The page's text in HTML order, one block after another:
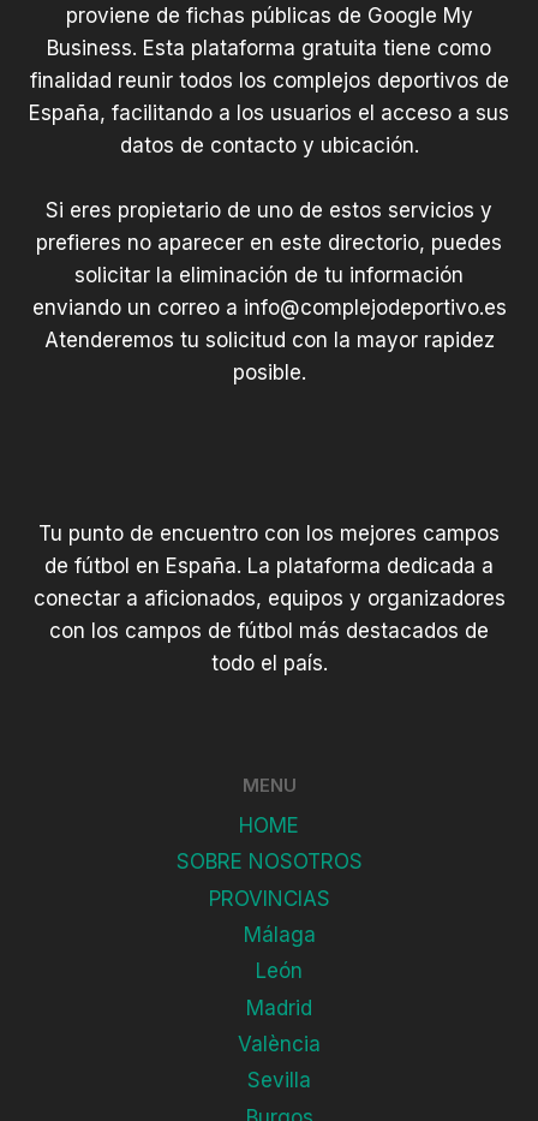
proviene de fichas públicas de Google My
Business. Esta plataforma gratuita tiene como
finalidad reunir todos los complejos deportivos de
España, facilitando a los usuarios el acceso a sus
datos de contacto y ubicación.
Si eres propietario de uno de estos servicios y
prefieres no aparecer en este directorio, puedes
solicitar la eliminación de tu información
enviando un correo a info@complejodeportivo.es
Atenderemos tu solicitud con la mayor rapidez
posible.
Tu punto de encuentro con los mejores campos
de fútbol en España. La plataforma dedicada a
conectar a aficionados, equipos y organizadores
con los campos de fútbol más destacados de
todo el país.
MENU
HOME
SOBRE NOSOTROS
PROVINCIAS
Málaga
León
Madrid
València
Sevilla